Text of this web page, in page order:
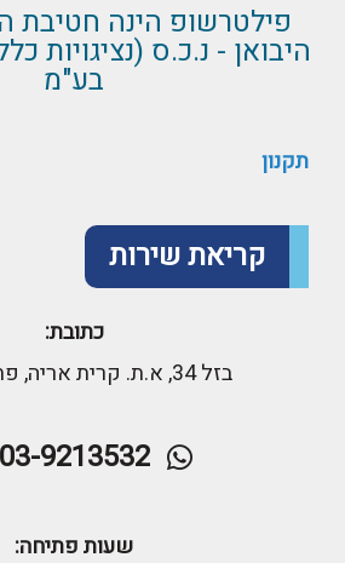
פילטרשופ הינה חטיבת
היבואן - נ.כ.ס (נציגויות
בע"מ
תקנון
קריאת שירות
כתובת:
בזל 34, א.ת. קרית אריה, פתח תקווה.
9213532
שעות פתיחה: